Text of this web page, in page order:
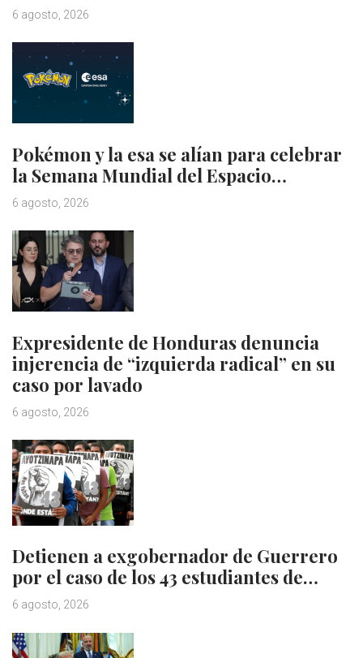
6 agosto, 2026
Pokémon y la esa se alían para celebrar
la Semana Mundial del Espacio…
6 agosto, 2026
Expresidente de Honduras denuncia
injerencia de “izquierda radical” en su
caso por lavado
6 agosto, 2026
Detienen a exgobernador de Guerrero
por el caso de los 43 estudiantes de…
6 agosto, 2026